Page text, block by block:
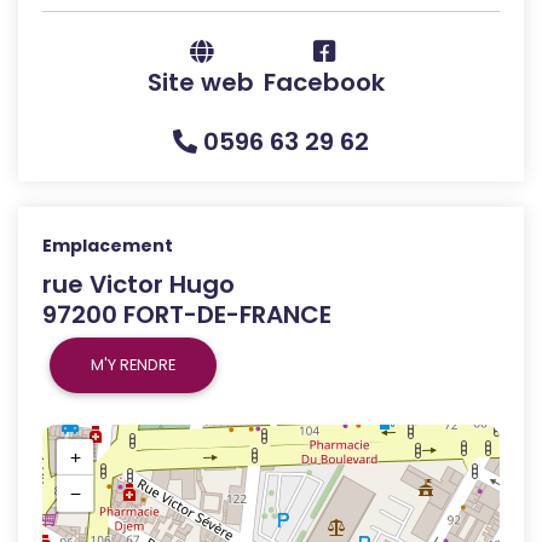
Site web Facebook
0596 63 29 62
Emplacement
rue Victor Hugo
97200 FORT-DE-FRANCE
M'Y RENDRE
+
−